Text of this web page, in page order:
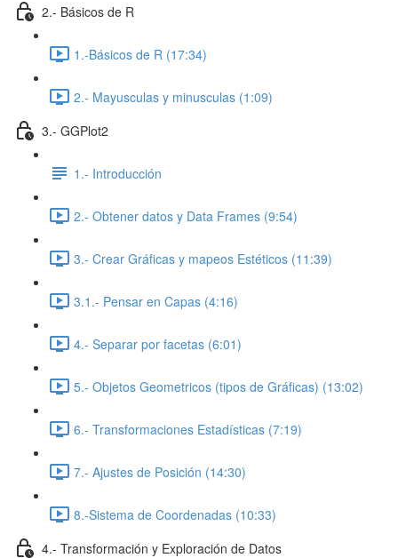
2.- Básicos de R
1.-Básicos de R (17:34)
2.- Mayusculas y minusculas (1:09)
3.- GGPlot2
1.- Introducción
2.- Obtener datos y Data Frames (9:54)
3.- Crear Gráficas y mapeos Estéticos (11:39)
3.1.- Pensar en Capas (4:16)
4.- Separar por facetas (6:01)
5.- Objetos Geometricos (tipos de Gráficas) (13:02)
6.- Transformaciones Estadísticas (7:19)
7.- Ajustes de Posición (14:30)
8.-Sistema de Coordenadas (10:33)
4.- Transformación y Exploración de Datos